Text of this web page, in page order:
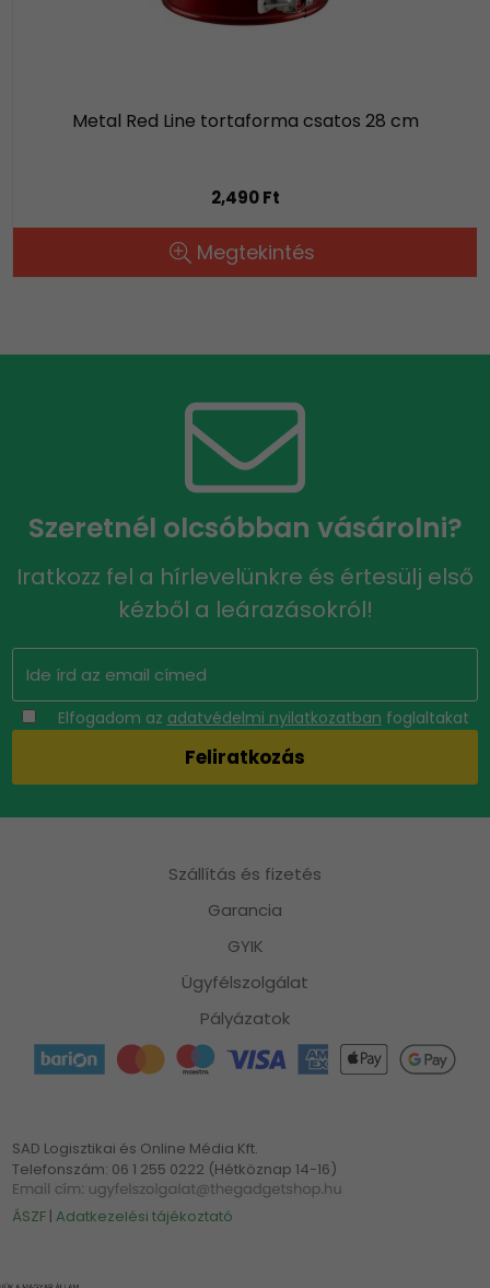
Metal Red Line tortaforma csatos 28 cm
2,490 Ft
Megtekintés
Szeretnél olcsóbban vásárolni?
Iratkozz fel a hírlevelünkre és értesülj első
kézből a leárazásokról!
Elfogadom az adatvédelmi nyilatkozatban foglaltakat
Szállítás és fizetés
Garancia
GYIK
Ügyfélszolgálat
Pályázatok
SAD Logisztikai és Online Média Kft.
Telefonszám: 06 1 255 0222 (Hétköznap 14-16)
ÁSZF |Adatkezelési tájékoztató